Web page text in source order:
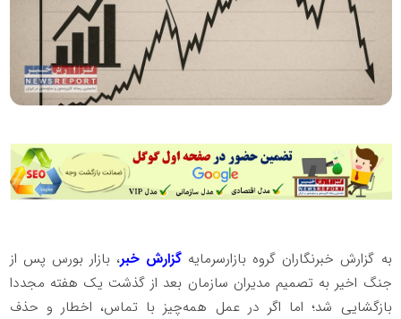
به گزارش خبرنگاران گروه بازارسرمایه گزارش خبر، بازار بورس پس از
جنگ اخیر به تصمیم مدیران سازمان بعد از گذشت یک هفته مجددا
بازگشایی شد؛ اما اگر در عمل همه‌چیز با تماس، اخطار و حذف